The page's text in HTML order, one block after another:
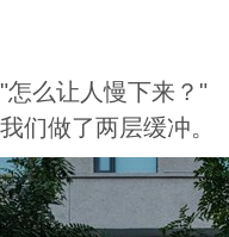
"怎么让人慢下来？"
我们做了两层缓冲。